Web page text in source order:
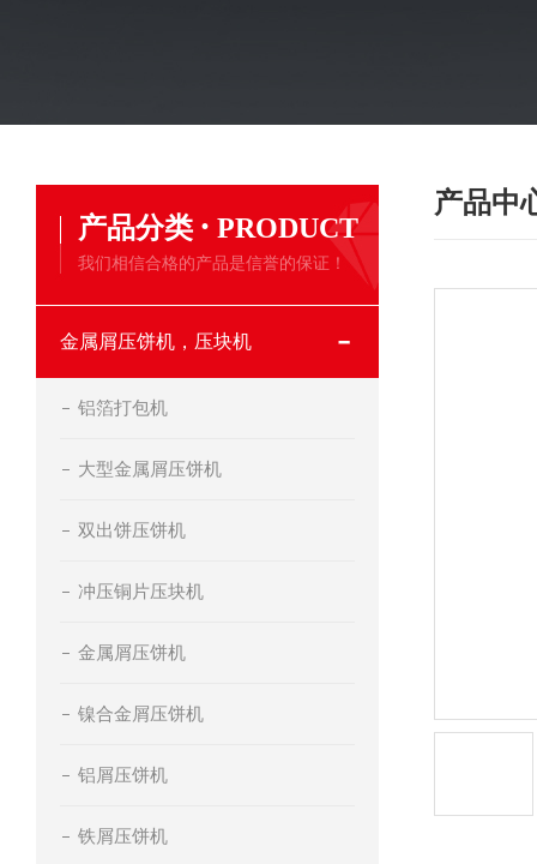
产品分类 · PRODUCT
我们相信合格的产品是信誉的保证！
金属屑压饼机，压块机
铝箔打包机
大型金属屑压饼机
双出饼压饼机
冲压铜片压块机
金属屑压饼机
镍合金屑压饼机
铝屑压饼机
铁屑压饼机
产品中